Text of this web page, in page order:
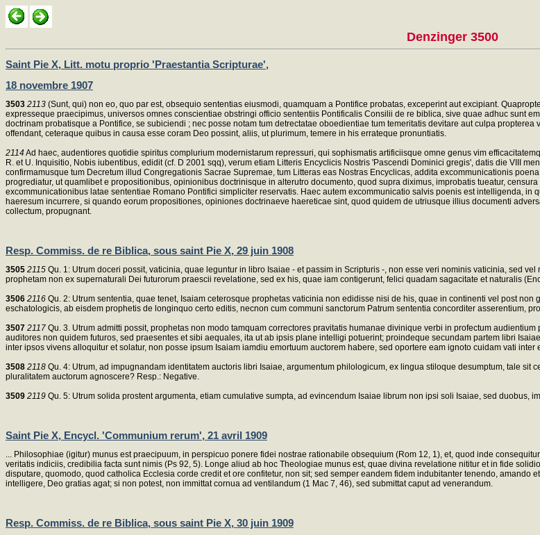
Denzinger 3500
Saint Pie X, Litt. motu proprio 'Praestantia Scripturae',
18 novembre 1907
3503 2113 (Sunt, qui) non eo, quo par est, obsequio sententias eiusmodi, quamquam a Pontifice probatas, exceperint aut excipiant.
expresseque praecipimus, universos omnes conscientiae obstringi officio sententiis Pontificalis Consilii de re biblica, sive quae adhuc sunt
doctrinam probatisque a Pontifice, se subiciendi ; nec posse notam tum detrectatae oboedientiae tum temeritatis devitare aut culpa
offendant, ceteraque quibus in causa esse coram Deo possint, aliis, ut plurimum, temere in his errateque pronuntiatis.
2114Ad haec, audentiores quotidie spiritus complurium modernistarum repressuri, qui sophismatis artificiisque omne genus vim
R. et U. Inquisitio, Nobis iubentibus, edidit (cf. D 2001 sqq), verum etiam Litteris Encyclicis Nostris 'Pascendi Dominici gregis', datis die VIII
confirmamusque tum Decretum illud Congregationis Sacrae Supremae, tum Litteras eas Nostras Encyclicas, addita excommunicationis
progrediatur, ut quamlibet e propositionibus, opinionibus doctrinisque in alterutro documento, quod supra diximus, improbatis tueatur,
excommunicationibus latae sententiae Romano Pontifici simpliciter reservatis. Haec autem excommunicatio salvis poenis est intelligenda,
haeresum incurrere, si quando eorum propositiones, opiniones doctrinaeve haereticae sint, quod quidem de utriusque illius documenti
collectum, propugnant.
Resp. Commiss. de re Biblica, sous saint Pie X, 29 juin 1908
3505 2115 Qu. 1: Utrum doceri possit, vaticinia, quae leguntur in libro Isaiae - et passim in Scripturis -, non esse veri nominis vaticinia, sed
prophetam non ex supernaturali Dei futurorum praescii revelatione, sed ex his, quae iam contigerunt, felici quadam sagacitate et naturalis
3506 2116 Qu. 2: Utrum sententia, quae tenet, Isaiam ceterosque prophetas vaticinia non edidisse nisi de his, quae in continenti vel post
eschatologicis, ab eisdem prophetis de longinquo certo editis, necnon cum communi sanctorum Patrum sententia concorditer asserentium,
3507 2117 Qu. 3. Utrum admitti possit, prophetas non modo tamquam correctores pravitatis humanae divinique verbi in profectum
auditores non quidem futuros, sed praesentes et sibi aequales, ita ut ab ipsis plane intelligi potuerint; proindeque secundam partem libri
inter ipsos vivens alloquitur et solatur, non posse ipsum Isaiam iamdiu emortuum auctorem habere, sed oportere eam ignoto cuidam vati
3508 2118 Qu. 4: Utrum, ad impugnandam identitatem auctoris libri Isaiae, argumentum philologicum, ex lingua stiloque desumptum, tale
pluralitatem auctorum agnoscere? Resp.: Negative.
3509 2119 Qu. 5: Utrum solida prostent argumenta, etiam cumulative sumpta, ad evincendum Isaiae librum non ipsi soli Isaiae, sed duobus,
Saint Pie X, Encycl. 'Communium rerum', 21 avril 1909
... Philosophiae (igitur) munus est praecipuum, in perspicuo ponere fidei nostrae rationabile obsequium (Rom 12, 1), et, quod inde
veritatis indiciis, credibilia facta sunt nimis (Ps 92, 5). Longe aliud ab hoc Theologiae munus est, quae divina revelatione nititur et in fide
disputare, quomodo, quod catholica Ecclesia corde credit et ore confitetur, non sit; sed semper eandem fidem indubitanter tenendo,
intelligere, Deo gratias agat; si non potest, non immittat cornua ad ventilandum (1 Mac 7, 46), sed submittat caput ad venerandum.
Resp. Commiss. de re Biblica, sous saint Pie X, 30 juin 1909